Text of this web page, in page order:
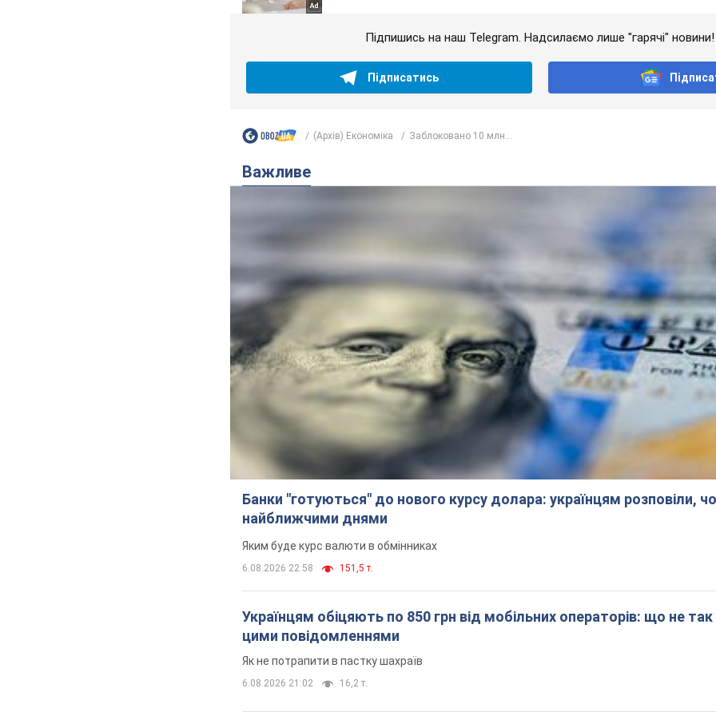
Підпишись на наш Telegram. Надсилаємо лише "гарячі" новини!
Підписатись
(Архів) Економіка Заблоковано 10 млн...
Важливе
Банки "готуються" до нового курсу долара: українцям розповіли,
найближчими днями
Яким буде курс валюти в обмінниках
6.08.2026 22:58 151,5 т.
Українцям обіцяють по 850 грн від мобільних операторів: що не так
цими повідомленнями
Як не потрапити в пастку шахраїв
6.08.2026 21:02 16,2 т.